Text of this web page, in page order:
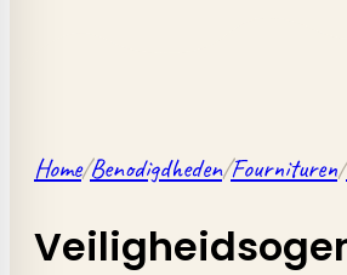
Home/Benodigdheden/Fournituren/